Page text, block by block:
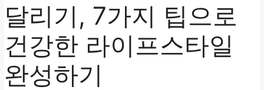
달리기, 7가지 팁으로
건강한 라이프스타일
완성하기